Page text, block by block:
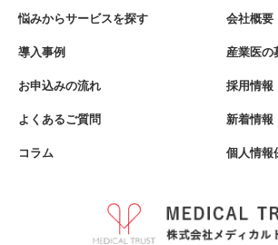
悩みからサービスを探す
導入事例
お申込みの流れ
よくあるご質問
コラム
会社概要
産業医の
採用情報
新着情報
個人情報